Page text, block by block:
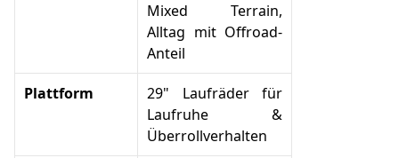
Mixed Terrain,
Alltag mit Offroad-
Anteil
Plattform
29" Laufräder für
Laufruhe &
Überrollverhalten